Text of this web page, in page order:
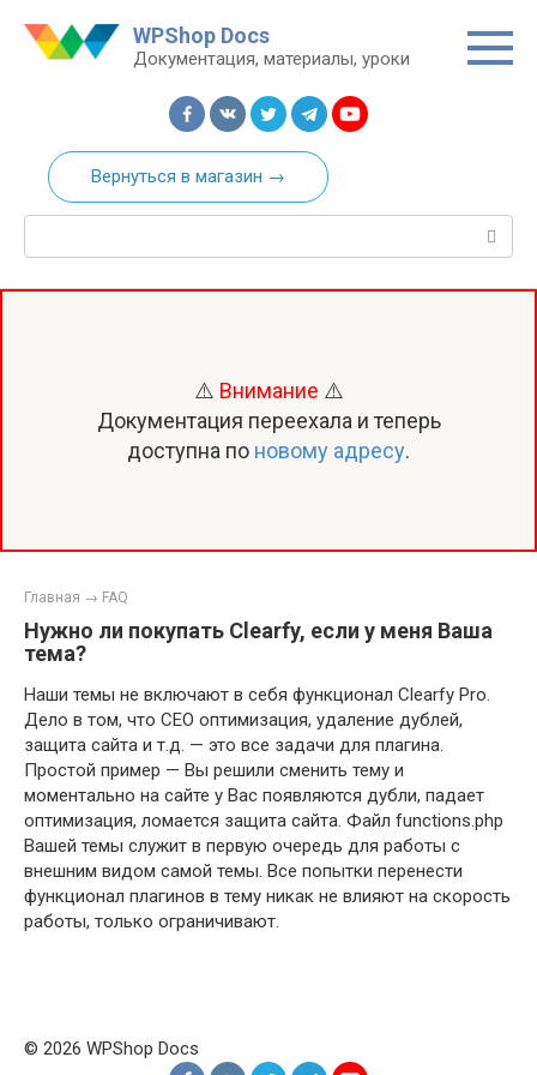
контенту
WPShop Docs
Документация, материалы, уроки
Вернуться в магазин →
⚠️ Внимание ⚠️
Документация переехала и теперь
доступна по новому адресу.
Главная → FAQ
Нужно ли покупать Clearfy, если у меня Ваша
тема?
Наши темы не включают в себя функционал Clearfy Pro.
Дело в том, что СЕО оптимизация, удаление дублей,
защита сайта и т.д. — это все задачи для плагина.
Простой пример — Вы решили сменить тему и
моментально на сайте у Вас появляются дубли, падает
оптимизация, ломается защита сайта. Файл functions.php
Вашей темы служит в первую очередь для работы с
внешним видом самой темы. Все попытки перенести
функционал плагинов в тему никак не влияют на скорость
работы, только ограничивают.
© 2026 WPShop Docs